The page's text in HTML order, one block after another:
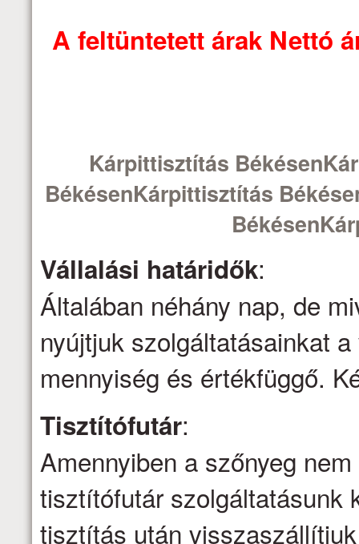
A feltüntetett árak Nettó
Kárpittisztítás
BékésenKárpittisztítás
Vállalási határidők:
Általában néhány nap, de
nyújtjuk szolgáltatásainkat
mennyiség és értékfüggő.
Tisztítófutár:
Amennyiben a szőnyeg
tisztítófutár szolgáltatásunk
tisztítás után